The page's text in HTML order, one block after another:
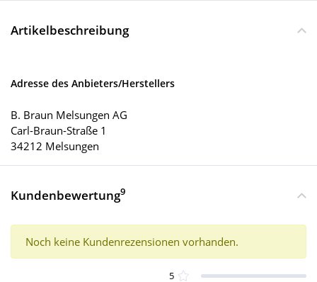
Artikelbeschreibung
Adresse des Anbieters/Herstellers
B. Braun Melsungen AG
Carl-Braun-Straße 1
34212 Melsungen
Kundenbewertung9
Noch keine Kundenrezensionen vorhanden.
5